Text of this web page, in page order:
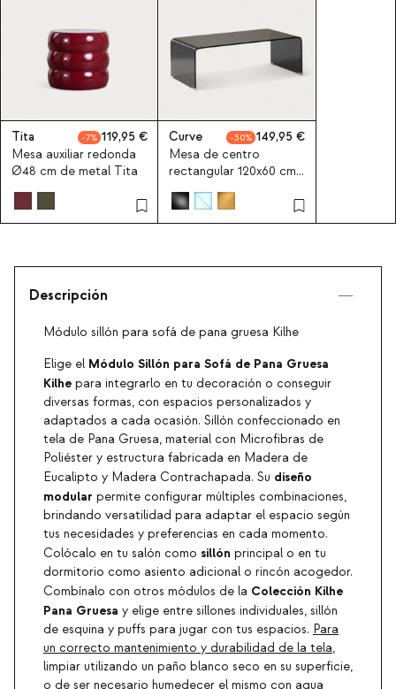
Tita 7
119,95
Mesa auxiliar redonda
Ø48 cm de metal Tita
Curve 30
149,95
Mesa de centro
rectangular 120x60 cm
de cristal templado
Curve
Descripción
Módulo sillón para sofá de pana gruesa Kilhe
Elige el Módulo Sillón para Sofá de Pana Gruesa
Kilhe para integrarlo en tu decoración o conseguir
diversas formas, con espacios personalizados y
adaptados a cada ocasión. Sillón confeccionado en
tela de Pana Gruesa, material con Microfibras de
Poliéster y estructura fabricada en Madera de
Eucalipto y Madera Contrachapada. Su diseño
modular permite configurar múltiples combinaciones,
brindando versatilidad para adaptar el espacio según
tus necesidades y preferencias en cada momento.
Colócalo en tu salón como sillón principal o en tu
dormitorio como asiento adicional o rincón acogedor.
Combínalo con otros módulos de la Colección Kilhe
Pana Gruesa y elige entre sillones individuales, sillón
de esquina y puffs para jugar con tus espacios. Para
un correcto mantenimiento y durabilidad de la tela,
limpiar utilizando un paño blanco seco en su superficie,
o de ser necesario humedecer el mismo con agua